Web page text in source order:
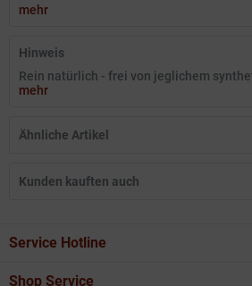
mehr
Hinweis
Rein natürlich - frei von jeglichem
mehr
Ähnliche Artikel
Kunden kauften auch
Service Hotline
Shop Service